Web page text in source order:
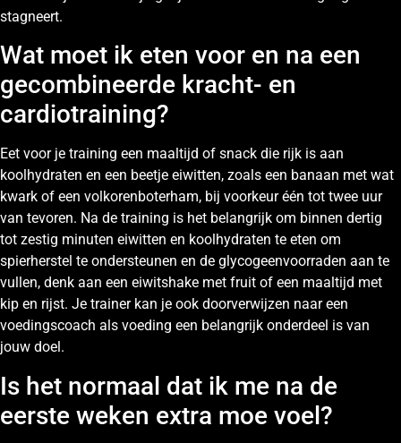
stagneert.
Wat moet ik eten voor en na een
gecombineerde kracht- en
cardiotraining?
Eet voor je training een maaltijd of snack die rijk is aan
koolhydraten en een beetje eiwitten, zoals een banaan met wat
kwark of een volkorenboterham, bij voorkeur één tot twee uur
van tevoren. Na de training is het belangrijk om binnen dertig
tot zestig minuten eiwitten en koolhydraten te eten om
spierherstel te ondersteunen en de glycogeenvoorraden aan te
vullen, denk aan een eiwitshake met fruit of een maaltijd met
kip en rijst. Je trainer kan je ook doorverwijzen naar een
voedingscoach als voeding een belangrijk onderdeel is van
jouw doel.
Is het normaal dat ik me na de
eerste weken extra moe voel?